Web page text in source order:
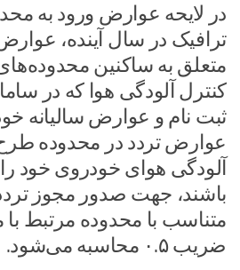
در لایحه عوارض ورود به
ترافیک در سال آینده،
متعلق به ساکنین
کنترل آلودگی هوا که در
ثبت نام و عوارض سالیانه
عوارض تردد در محدوده
آلودگی هوای خودروی خود
باشند، جهت صدور مجوز
متناسب با محدوده مرتبط
ضریب ۰.۵ محاسبه می‌شود.